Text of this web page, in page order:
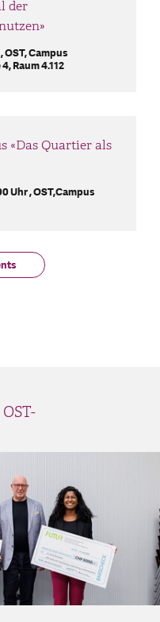
der
OST, Campus
Raum 4.112
«Das Quartier als
Uhr ,OST,Campus